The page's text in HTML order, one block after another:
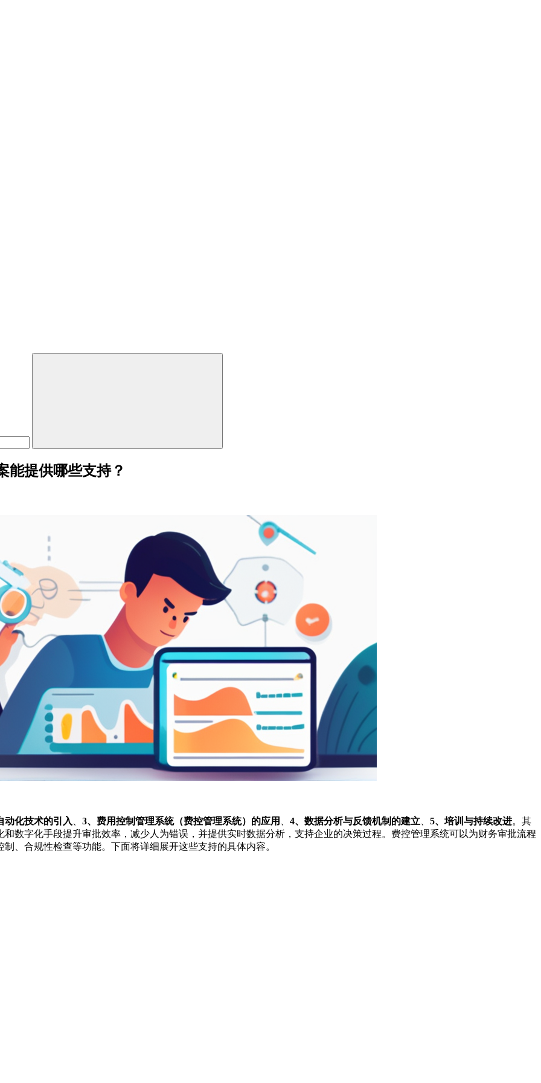
能提供哪些支持？
动化技术的引入 3、费用控制管理系统（费控管理系统）的应用 4、数据分析与反馈机制的建立 5、培训与持续改进。其
数字化手段提升审批效率，减少人为错误，并提供实时数据分析，支持企业的决策过程。费控管理系统可以为财务审批流程
、合规性检查等功能。下面将详细展开这些支持的具体内容。